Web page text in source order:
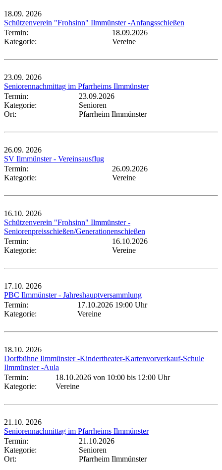
18.09. 2026
Schützenverein "Frohsinn" Ilmmünster -Anfangsschießen
Termin:
18.09.2026
Kategorie:
Vereine
23.09. 2026
Seniorennachmittag im Pfarrheims Ilmmünster
Termin:
23.09.2026
Kategorie:
Senioren
Ort:
Pfarrheim Ilmmünster
26.09. 2026
SV Ilmmünster - Vereinsausflug
Termin:
26.09.2026
Kategorie:
Vereine
16.10. 2026
Schützenverein "Frohsinn" Ilmmünster -
Seniorenpreisschießen/Generationenschießen
Termin:
16.10.2026
Kategorie:
Vereine
17.10. 2026
PBC Ilmmünster - Jahreshauptversammlung
Termin:
17.10.2026 19:00 Uhr
Kategorie:
Vereine
18.10. 2026
Dorfbühne Ilmmünster -Kindertheater-Kartenvorverkauf-Schule
Ilmmünster -Aula
Termin:
18.10.2026 von 10:00 bis 12:00 Uhr
Kategorie:
Vereine
21.10. 2026
Seniorennachmittag im Pfarrheims Ilmmünster
Termin:
21.10.2026
Kategorie:
Senioren
Ort:
Pfarrheim Ilmmünster